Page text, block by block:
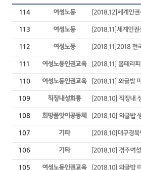
114 여성노동 [2018.12]세계인
113 여성노동 [2018.11]세계인
112 여성노동 [2018.11]2018 전
111 여성노동인권교육 [2018.11] 몸테라
110 여성노동인권교육 [2018.11] 와글밥
109 직장내성희롱 [2018.10] 직장내
108 희망품앗이공동체 [2018.10] 와글밥
107 기타 [2018.10]대구경
106 기타 [2018.10] 경주여
105 여성노동인권교육 [2018.10] 와글밥